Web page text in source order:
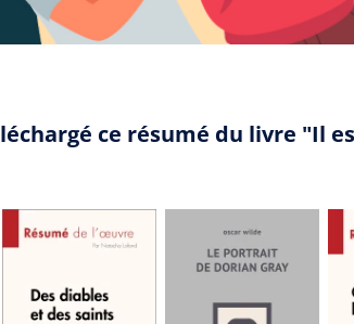
ce résumé du livre "Il